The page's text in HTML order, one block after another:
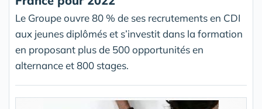
Le Groupe ouvre 80 % de ses recrutements en CDI
aux jeunes diplômés et s’investit dans la formation
en proposant plus de 500 opportunités en
alternance et 800 stages.